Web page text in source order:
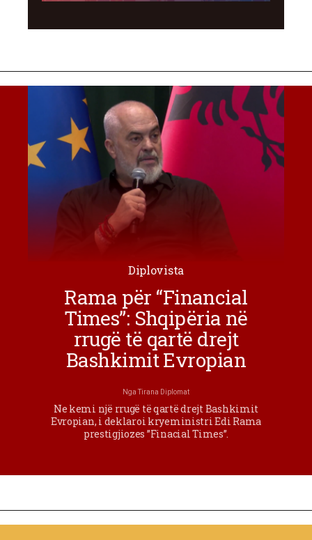
Diplovista
Rama për “Financial
Times”: Shqipëria në
rrugë të qartë drejt
Bashkimit Evropian
NgaTirana Diplomat
Ne kemi një rrugë të qartë drejt Bashkimit
Evropian, i deklaroi kryeministri Edi Rama
prestigjiozes ”Finacial Times”.